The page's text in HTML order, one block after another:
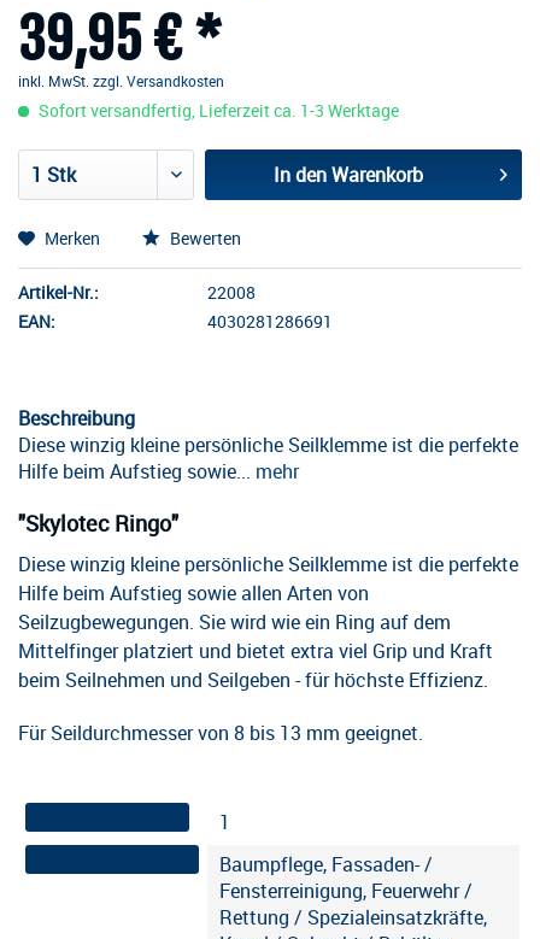
39,95 € *
inkl. MwSt. zzgl. Versandkosten
Sofort versandfertig, Lieferzeit ca. 1-3 Werktage
In denWarenkorb
Merken Bewerten
Artikel-Nr.:
22008
EAN:
4030281286691
Beschreibung
Diese winzig kleine persönliche Seilklemme ist die perfekte
Hilfe beim Aufstieg sowie... mehr
"Skylotec Ringo"
Diese winzig kleine persönliche Seilklemme ist die perfekte
Hilfe beim Aufstieg sowie allen Arten von
Seilzugbewegungen. Sie wird wie ein Ring auf dem
Mittelfinger platziert und bietet extra viel Grip und Kraft
beim Seilnehmen und Seilgeben - für höchste Effizienz.
Für Seildurchmesser von 8 bis 13 mm geeignet.
1
Baumpflege, Fassaden- /
Fensterreinigung, Feuerwehr /
Rettung / Spezialeinsatzkräfte,